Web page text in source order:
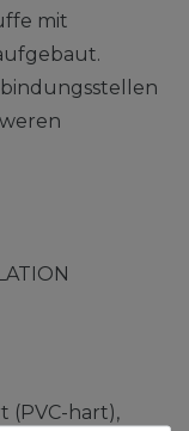
mit
(PVC-hart),